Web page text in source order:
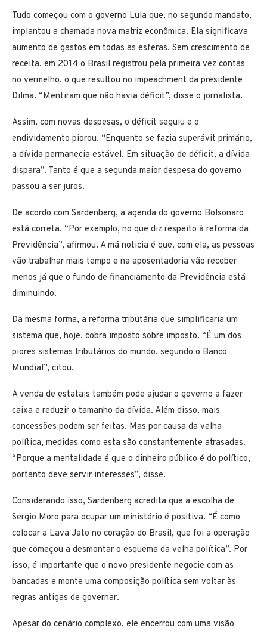
Tudo começou com o governo Lula que, no segundo mandato,
implantou a chamada nova matriz econômica. Ela significava
aumento de gastos em todas as esferas. Sem crescimento de
receita, em 2014 o Brasil registrou pela primeira vez contas
no vermelho, o que resultou no impeachment da presidente
Dilma. “Mentiram que não havia déficit”, disse o jornalista.
Assim, com novas despesas, o déficit seguiu e o
endividamento piorou. “Enquanto se fazia superávit primário,
a dívida permanecia estável. Em situação de déficit, a dívida
dispara”. Tanto é que a segunda maior despesa do governo
passou a ser juros.
De acordo com Sardenberg, a agenda do governo Bolsonaro
está correta. “Por exemplo, no que diz respeito à reforma da
Previdência”, afirmou. A má noticia é que, com ela, as pessoas
vão trabalhar mais tempo e na aposentadoria vão receber
menos já que o fundo de financiamento da Previdência está
diminuindo.
Da mesma forma, a reforma tributária que simplificaria um
sistema que, hoje, cobra imposto sobre imposto. “É um dos
piores sistemas tributários do mundo, segundo o Banco
Mundial”, citou.
A venda de estatais também pode ajudar o governo a fazer
caixa e reduzir o tamanho da dívida. Além disso, mais
concessões podem ser feitas. Mas por causa da velha
política, medidas como esta são constantemente atrasadas.
“Porque a mentalidade é que o dinheiro público é do político,
portanto deve servir interesses”, disse.
Considerando isso, Sardenberg acredita que a escolha de
Sergio Moro para ocupar um ministério é positiva. “É como
colocar a Lava Jato no coração do Brasil, que foi a operação
que começou a desmontar o esquema da velha política”. Por
isso, é importante que o novo presidente negocie com as
bancadas e monte uma composição política sem voltar às
regras antigas de governar.
Apesar do cenário complexo, ele encerrou com uma visão